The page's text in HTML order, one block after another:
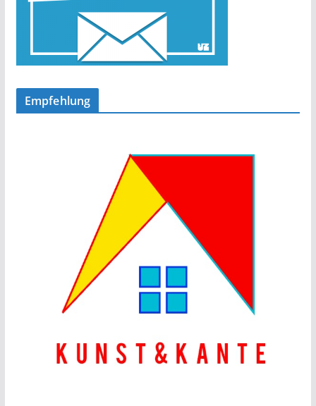
Empfehlung